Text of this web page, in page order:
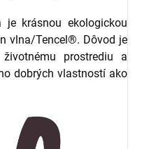
krásnou ekologickou
vlna/Tencel®. Dôvod je
prostrediu a
dobrých vlastností ako